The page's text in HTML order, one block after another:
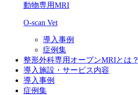
動物専用MRI
O-scan Vet
導入事例
症例集
整形外科専用オープンMRIとは？
導入施設・サービス内容
導入事例
症例集